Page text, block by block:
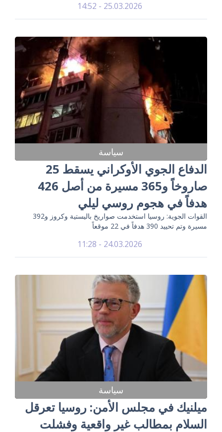
25.03.2026 - 14:52
سياسة
الدفاع الجوي الأوكراني يسقط 25
صاروخاً و365 مسيرة من أصل 426
هدفاً في هجوم روسي ليلي
القوات الجوية: روسيا استخدمت صواريخ باليستية وكروز و392
مسيرة وتم تحييد 390 هدفاً في 22 موقعاً
24.03.2026 - 11:28
سياسة
ميلنيك في مجلس الأمن: روسيا تعرقل
السلام بمطالب غير واقعية وفشلت